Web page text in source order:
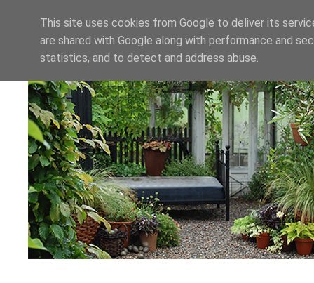
This site uses cookies from Google to deliver its
are shared with Google along with performance and
statistics, and to detect and address abuse.